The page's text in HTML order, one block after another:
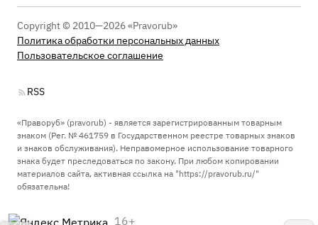
Copyright © 2010—2026 «Pravorub»
Политика обработки персональных данных
Пользовательское соглашение
RSS
«Праворуб» (pravorub) - является зарегистрированным товарным
знаком (Рег. № 461759 в Государственном реестре товарных знаков
и знаков обслуживания). Неправомерное использование товарного
знака будет преследоваться по закону. При любом копировании
материалов сайта, активная ссылка на "https://pravorub.ru/"
обязательна!
16+